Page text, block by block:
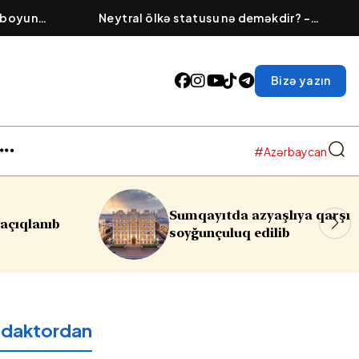
Neytral ölkə statusu nə deməkdir? –
Müharibə zamanı bu dövlətlərin öhdəliyi
Bizə yazın
#Azərbaycan
azyaşlıya qarşı
edilib
Rəsmi Bakıdan İsrailə
reaksiya: